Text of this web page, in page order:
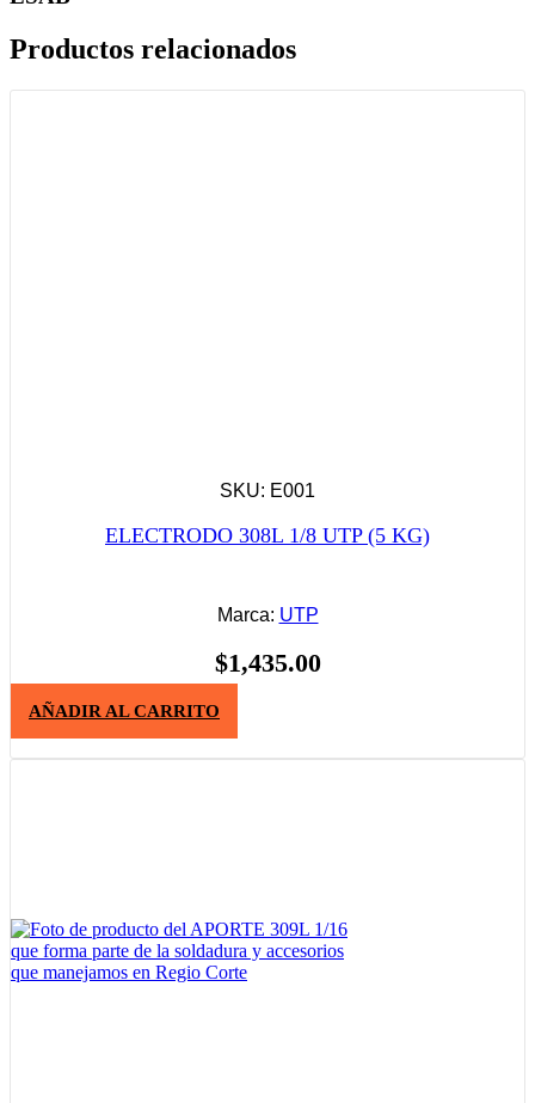
Productos relacionados
SKU: E001
ELECTRODO 308L 1/8 UTP (5 KG)
Marca: UTP
$1,435.00
AÑADIR AL CARRITO